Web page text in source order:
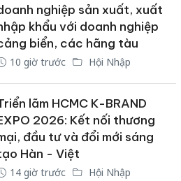
nghiệp sản xuất, xuất
khẩu với doanh nghiệp
biển, các hãng tàu
10 giờ trước Hội Nhập
lãm HCMC K-BRAND
2026: Kết nối thương
đầu tư và đổi mới sáng
Hàn - Việt
14 giờ trước Hội Nhập